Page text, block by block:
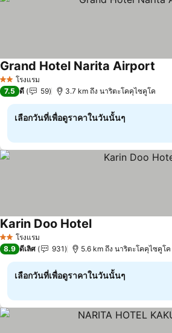
2 ดาวโรงแรม
Grand Hotel Narita Airport
7.5 ดี 59 3.7 km ถึง นาริตะโคคุไซคูโค
เลือกวันที่เพื่อดูราคาในวันนั้นๆ
2 ดาวโรงแรม
Karin Doo Hotelดูราคา
8.9 ดีเลิศ 931 5.6 km ถึง นาริตะโคคุไซคูโค
เลือกวันที่เพื่อดูราคาในวันนั้นๆ